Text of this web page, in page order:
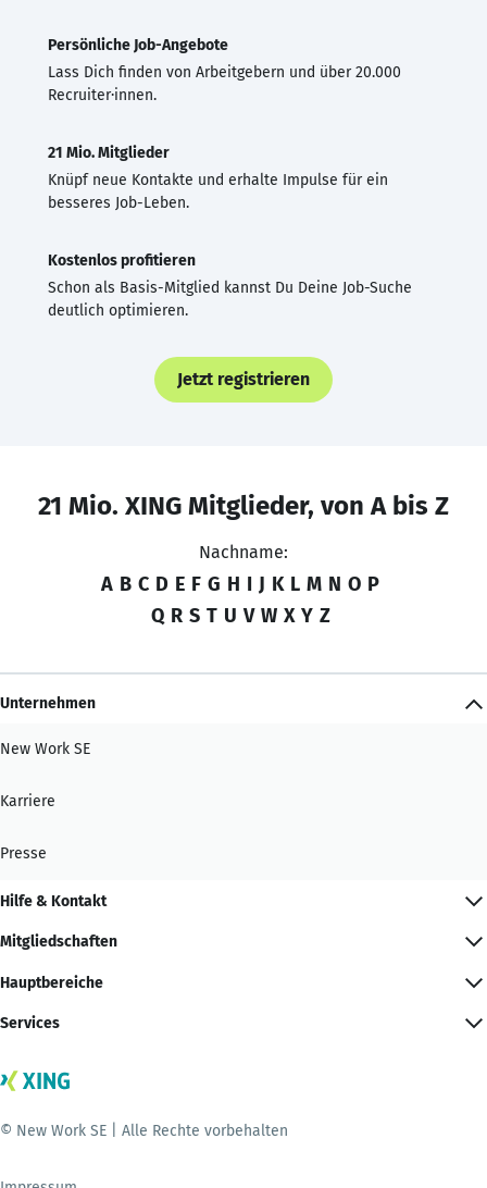
Persönliche Job-Angebote
Lass Dich finden von Arbeitgebern und über 20.000
Recruiter·innen.
21 Mio. Mitglieder
Knüpf neue Kontakte und erhalte Impulse für ein
besseres Job-Leben.
Kostenlos profitieren
Schon als Basis-Mitglied kannst Du Deine Job-Suche
deutlich optimieren.
Jetzt registrieren
21 Mio. XING Mitglieder, von A bis Z
Nachname:
A B C D E F G H I J K L M N O P
Q R S T U V W X Y Z
Unternehmen
New Work SE
Karriere
Presse
Hilfe & Kontakt
Mitgliedschaften
Hauptbereiche
Services
© New Work SE | Alle Rechte vorbehalten